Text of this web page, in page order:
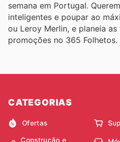
semana em Portugal.
inteligentes e poupar ao
ou Leroy Merlin, e planeia
promoções no 365 Folhetos.
CATEGORIAS
Ofertas
Construção e